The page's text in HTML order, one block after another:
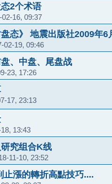
2个术语
02-16, 09:37
盘态》 地震出版社2009年
02-19, 09:46
、中盘、尾盘战
23, 17:26
17, 23:13
13:43
究组合K线
11-10, 23:52
止漲的轉折高點技巧....